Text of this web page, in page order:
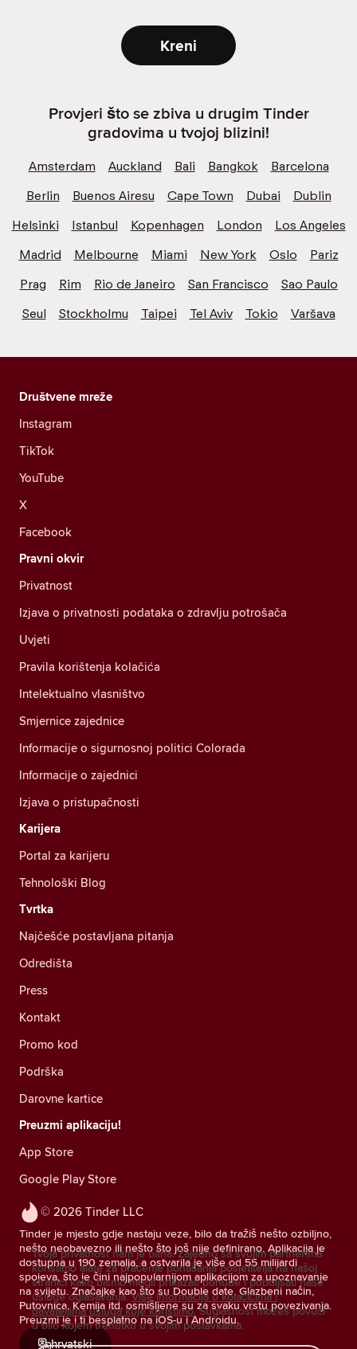
Kreni
Provjeri što se zbiva u drugim Tinder
gradovima u tvojoj blizini!
Amsterdam Auckland Bali Bangkok
Barcelona
Berlin
Buenos Airesu Cape Town Dubai
Dublin
Helsinki
Istanbul Kopenhagen London
Los Angeles
Madrid
Melbourne Miami New York Oslo
Pariz
Prag
Rim Rio de Janeiro San Francisco
Sao Paulo
Seul
Stockholmu Taipei Tel Aviv Tokio Varšava
© 2026 Tinder LLC
Tinder je mjesto gdje nastaju veze, bilo da tražiš nešto ozbiljno,
nešto neobavezno ili nešto što još nije definirano. Aplikacija je
dostupna u 190 zemalja, a ostvarila je više od 55 milijardi
spojeva, što je čini najpopularnijom aplikacijom za upoznavanje
na svijetu. Značajke kao što su Double date, Glazbeni način,
Putovnica, Kemija itd. osmišljene su za svaku vrstu povezivanja.
Preuzmi je i ti besplatno na iOS-u i Androidu.
hrvatski
Društvene mreže
Instagram
TikTok
YouTube
X
Facebook
Pravni okvir
Privatnost
Izjava o privatnosti podataka o zdravlju potrošača
Uvjeti
Pravila korištenja kolačića
Intelektualno vlasništvo
Smjernice zajednice
Informacije o sigurnosnoj politici Colorada
Informacije o zajednici
Izjava o pristupačnosti
Karijera
Portal za karijeru
Tehnološki Blog
Tvrtka
Najčešće postavljana pitanja
Odredišta
Press
Kontakt
Promo kod
Podrška
Darovne kartice
Preuzmi aplikaciju!
App Store
Google Play Store
Tvoja privatnost nam je bitna. Zajedno sa svojim partnerima
koristimo alate za praćenje ponašanja posjetitelja na našoj
stranici kako bismo mogli prikazati ponude i poboljšati naše
usluge oglašavanja. Više informacija o kolačićima i
davateljima usluga koje koristimo. Suglasnost možeš povući
u bilo kojem trenutku u svojim postavkama.